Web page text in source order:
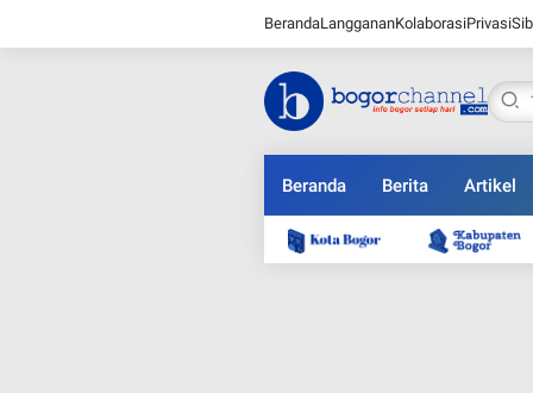
BerandaLanggananKolaborasiPrivasi
Beranda Berita Artikel